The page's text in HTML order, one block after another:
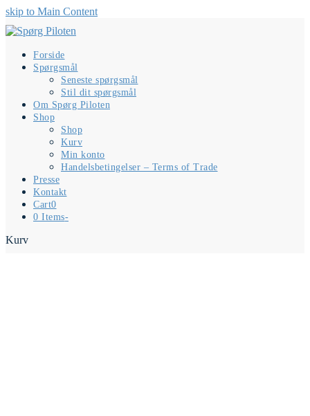
skip to Main Content
Forside
Spørgsmål
Seneste spørgsmål
Stil dit spørgsmål
Om Spørg Piloten
Shop
Shop
Kurv
Min konto
Handelsbetingelser – Terms of Trade
Presse
Kontakt
Cart0
0 Items-
Kurv